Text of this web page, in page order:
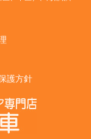
護方針